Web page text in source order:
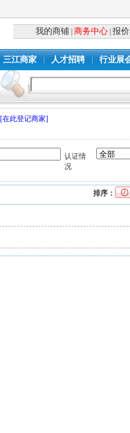
我的商铺 商务中心 |报
三江商家 人才招聘 行业展
[在此登记商家]
认证情
况
排序：